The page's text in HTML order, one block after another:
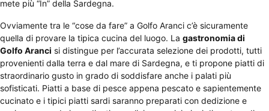
mete più “In” della Sardegna.
Ovviamente tra le “cose da fare” a Golfo Aranci c’è sicuramente
quella di provare la tipica cucina del luogo. La gastronomia di
Golfo Aranci si distingue per l’accurata selezione dei prodotti, tutti
provenienti dalla terra e dal mare di Sardegna, e ti propone piatti di
straordinario gusto in grado di soddisfare anche i palati più
sofisticati. Piatti a base di pesce appena pescato e sapientemente
cucinato e i tipici piatti sardi saranno preparati con dedizione e